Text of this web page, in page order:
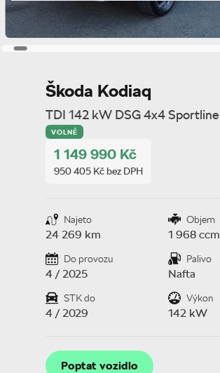
Škoda Kodiaq
TDI 142 kW DSG 4x4 Sportline
VOLNÉ
1 149 990 Kč
950 405 Kč bez DPH
Najeto
24 269 km
Objem
1 968 ccm
Do provozu
4 / 2025
Palivo
Nafta
STK do
4 / 2029
Výkon
142 kW
Poptat vozidlo
Poptat vozidlo